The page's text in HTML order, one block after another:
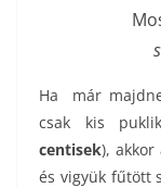
Ha már
csak kis
centisek), akkor
és vigyük fűtött